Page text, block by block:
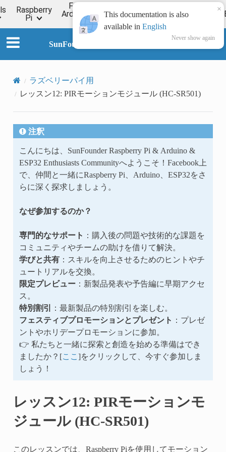
Raspberry
Pi
For
Arduino
ESP32
Online
Tutorial
Forum
SunFounder Universal Maker Sensor Kit
ラズベリーパイ用
レッスン12: PIRモーションモジュール (HC-SR501)
注釈
こんにちは、SunFounder Raspberry Pi & Arduino &
ESP32 Enthusiasts Communityへようこそ！Facebook上
で、仲間と一緒にRaspberry Pi、Arduino、ESP32をさ
らに深く探求しましょう。
なぜ参加するのか？
専門的なサポート
：購入後の問題や技術的な課題を
コミュニティやチームの助けを借りて解決。
学びと共有：スキルを向上させるためのヒントやチ
ュートリアルを交換。
限定プレビュー：新製品発表や予告編に早期アクセ
ス。
特別割引
：最新製品の特別割引を楽しむ。
フェスティブプロモーションとプレゼント
：プレゼ
ントやホリデープロモーションに参加。
👉 私たちと一緒に探索と創造を始める準備はでき
ましたか？[ここ ]をクリックして、今すぐ参加しま
しょう！
レッスン12: PIRモーションモ
ジュール (HC-SR501)
このレッスンでは、Raspberry Piを使用してモーション
This documentation is also
available in English
Never show again
×